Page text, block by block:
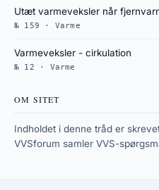
Utæt varmeveksler når
№ 159 · Varme
Varmeveksler - cirkulation
№ 12 · Varme
OM SITET
Indholdet i denne tråd er
VVSforum samler VVS-